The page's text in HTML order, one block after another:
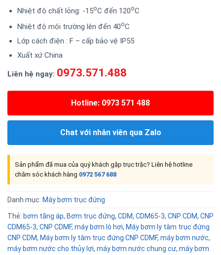
Nhiệt độ chất lỏng: -15oC đến 120oC
Nhiệt độ môi trường lên đến 40oC
Lớp cách điện : F – cấp bảo vệ IP55
Xuất xứ China
Liên hệ ngay: 0973.571.488
Hotline: 0973 571 488
Chat với nhân viên qua Zalo
Sản phẩm đã mua của quý khách gặp trục trặc? Liên hệ hotline
chăm sóc khách hàng 0972 567 688
Danh mục: Máy bơm trục đứng
Thẻ: bơm tăng áp, Bơm trục đứng, CDM, CDM65-3, CNP CDM, CNP
CDM65-3, CNP CDMF, máy bơm lò hơi, Máy bơm ly tâm trục đứng
CNP CDM, Máy bơm ly tâm trục đứng CNP CDMF, máy bơm nước,
máy bơm nước cho thủy lợi, máy bơm nước chung cư, máy bơm